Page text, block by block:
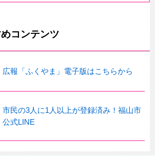
コンテンツ
広報「ふくやま」電子版はこちらから
市民の3人に1人以上が登録済み！福山市
公式LINE